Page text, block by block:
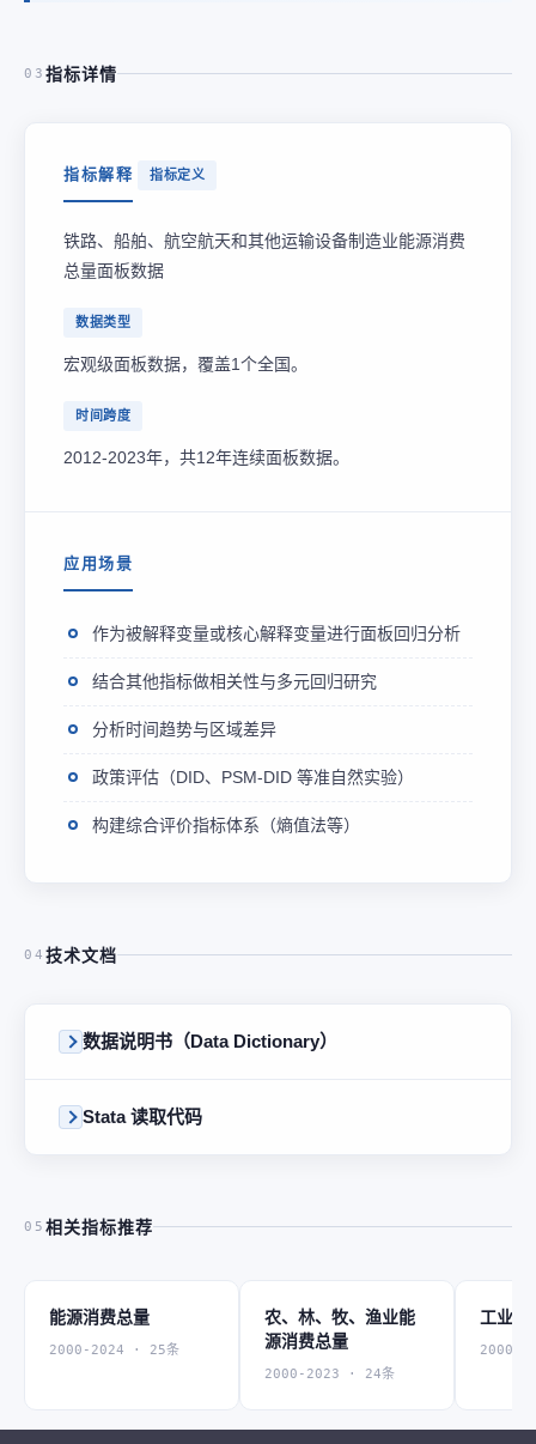
03 指标详情
指标解释 指标定义
铁路、船舶、航空航天和其他运输设备制造业能源消费
总量面板数据
数据类型
宏观级面板数据，覆盖1个全国。
时间跨度
2012-2023年，共12年连续面板数据。
应用场景
作为被解释变量或核心解释变量进行面板回归分析
结合其他指标做相关性与多元回归研究
分析时间趋势与区域差异
政策评估（DID、PSM-DID 等准自然实验）
构建综合评价指标体系（熵值法等）
04 技术文档
数据说明书（Data Dictionary）
Stata 读取代码
05 相关指标推荐
能源消费总量
2000-2024 · 25条
农、林、牧、渔业能
源消费总量
2000-2023 · 24条
工业能
2000-